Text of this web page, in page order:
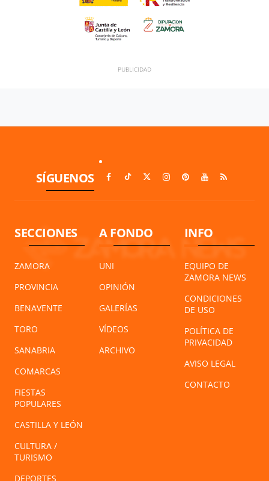
SÍGUENOS
SECCIONES
ZAMORA
PROVINCIA
BENAVENTE
TORO
SANABRIA
COMARCAS
FIESTAS
POPULARES
CASTILLA Y LEÓN
CULTURA /
TURISMO
DEPORTES
A FONDO
UNI
OPINIÓN
GALERÍAS
VÍDEOS
ARCHIVO
INFO
EQUIPO DE
ZAMORA NEWS
CONDICIONES
DE USO
POLÍTICA DE
PRIVACIDAD
AVISO LEGAL
CONTACTO